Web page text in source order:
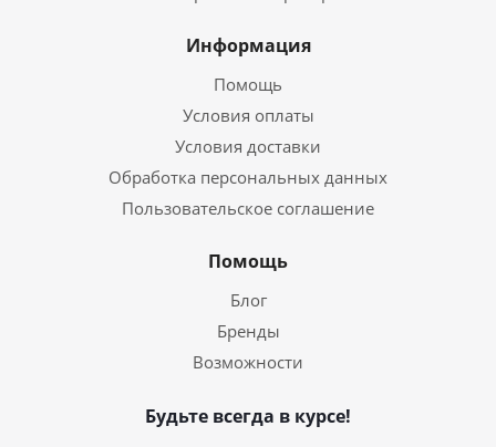
Информация
Помощь
Условия оплаты
Условия доставки
Обработка персональных данных
Пользовательское соглашение
Помощь
Блог
Бренды
Возможности
Будьте всегда в курсе!